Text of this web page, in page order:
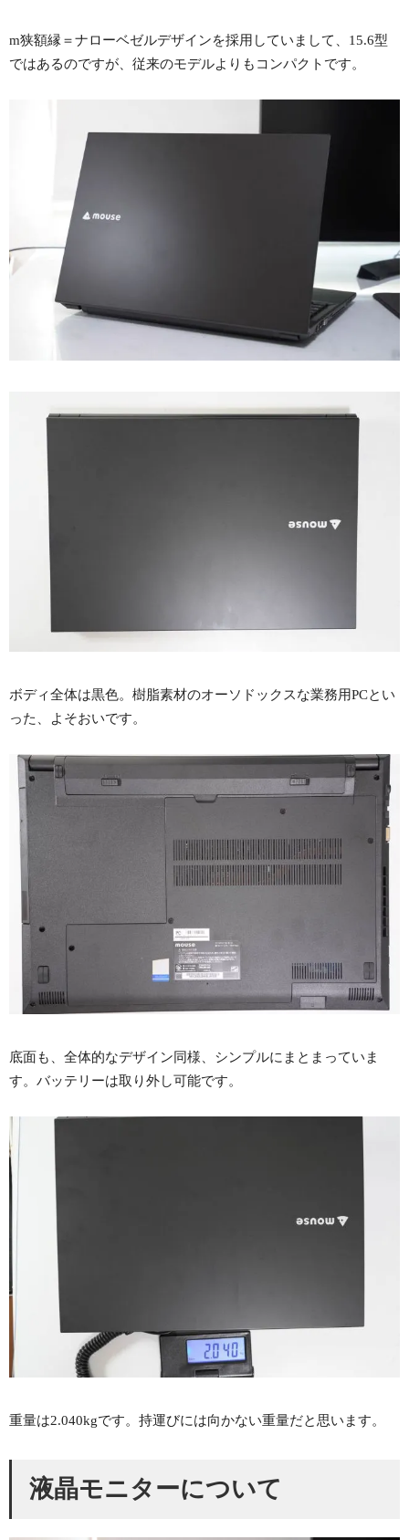
m狭額縁＝ナローベゼルデザインを採用していまして、15.6型
ではあるのですが、従来のモデルよりもコンパクトです。
ボディ全体は黒色。樹脂素材のオーソドックスな業務用PCとい
った、よそおいです。
底面も、全体的なデザイン同様、シンプルにまとまっていま
す。バッテリーは取り外し可能です。
重量は2.040kgです。持運びには向かない重量だと思います。
液晶モニターについて